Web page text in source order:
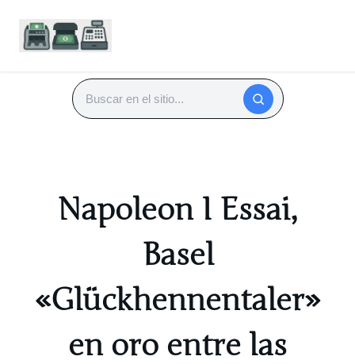
Buscar
Napoleon I Essai,
Basel
«Glückhennentaler»
en oro entre las